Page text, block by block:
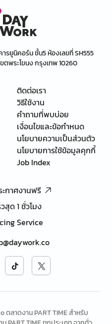
ารยูนิคอร์น ชั้น5 ห้องเลขที่ SH555
พระโขนง กรุงเทพ 10260
ติดต่อเรา
วิธีใช้งาน
คำถามที่พบบ่อย
เงื่อนไขและข้อกำหนด
นโยบายความเป็นส่วนตัว
นโยบายการใช้ข้อมูลคุกกี้
Job Index
ะกาศงานฟรี
สุด 1 ชั่วโมง
Service
ลาดงาน PART TIME สำหรับ